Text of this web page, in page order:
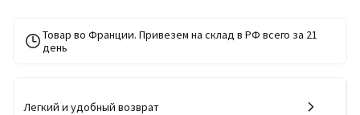
Товар во Франции. Привезем на склад в РФ всего за 21
день
Легкий и удобный возврат